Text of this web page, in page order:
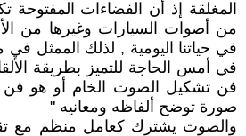
المغلقة إذ أن الفضاءات المفتوحة
من أصوات السيارات وغيرها من
في حياتنا اليومية , لذلك الممثل
في أمس الحاجة للتميز بطريقة
فن تشكيل الصوت الخام أو هو فن
صورة توضح ألفاظه ومعانيه "
والصوت يشترك كعامل منظم مع